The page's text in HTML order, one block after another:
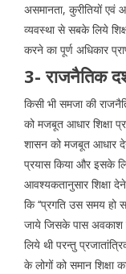
असमानता, कुरीतियों एवं
व्यवस्था से सबके लिये
करने का पूर्ण अधिकार
3- राजनैतिक
किसी भी समजा की
को मजबूत आधार शिक्षा
शासन को मजबूत आधार
प्रयास किया और इसके
आवश्यकतानुसार शिक्षा
कि ‘‘प्रगति उस समय हो
जाये जिसके पास अवकाश
लिये थी परन्तु
के लोगों को समान शिक्षा